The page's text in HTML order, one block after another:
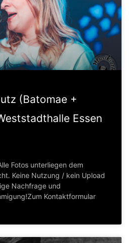
(Batomae +
Essen
Fotos unterliegen dem
Keine Nutzung / kein Upload
Nachfrage und
Kontaktformular